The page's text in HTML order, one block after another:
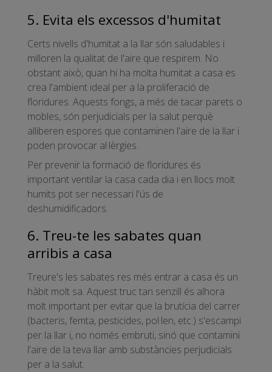
5. Evita els excessos d'humitat
Certs nivells d'humitat a la llar són saludables i
milloren la qualitat de l'aire que respirem. No
obstant això, quan hi ha molta humitat a casa es
crea l'ambient ideal per a la proliferació de
floridures. Aquests fongs, a més de tacar parets o
mobles, són perjudicials per la salut perquè
alliberen espores que contaminen l'aire de la llar i
poden provocar al·lèrgies.
Per prevenir la formació de floridures és
important ventilar la casa cada dia i en llocs molt
humits pot ser necessari l'ús de
deshumidificadors.
6. Treu-te les sabates quan
arribis a casa
Treure's les sabates res més entrar a casa és un
hàbit molt sa. Aquest truc tan senzill és alhora
molt important per evitar que la brutícia del carrer
(bacteris, femta, pesticides, pol·len, etc.) s'escampi
per la llar i, no només embruti, sinó que contamini
l'aire de la teva llar amb substàncies perjudicials
per a la salut.